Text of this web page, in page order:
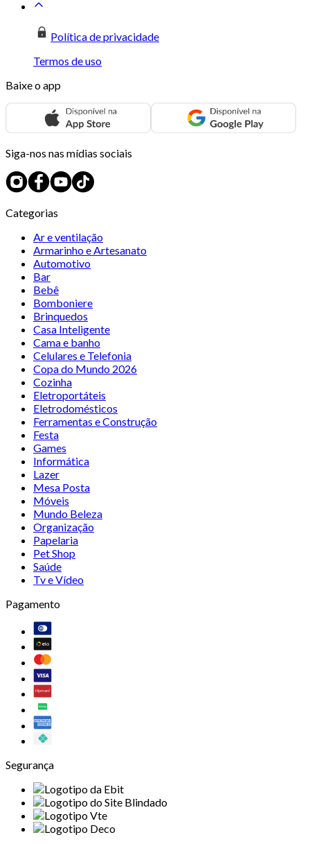
Política de privacidade
Termos de uso
Baixe o app
Siga-nos nas mídias sociais
Categorias
Ar e ventilação
Armarinho e Artesanato
Automotivo
Bar
Bebê
Bomboniere
Brinquedos
Casa Inteligente
Cama e banho
Celulares e Telefonia
Copa do Mundo 2026
Cozinha
Eletroportáteis
Eletrodomésticos
Ferramentas e Construção
Festa
Games
Informática
Lazer
Mesa Posta
Móveis
Mundo Beleza
Organização
Papelaria
Pet Shop
Saúde
Tv e Vídeo
Pagamento
Segurança